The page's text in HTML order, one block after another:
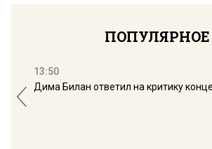
ПОПУЛЯРНОЕ
13:50
Дима Билан ответил на критику